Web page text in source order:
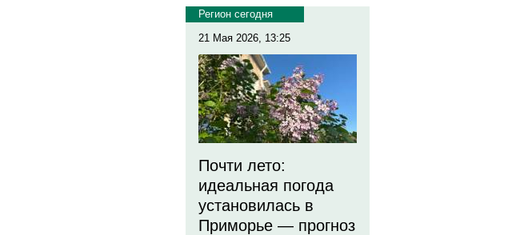
Регион сегодня
21 Мая 2026, 13:25
Почти лето:
идеальная погода
установилась в
Приморье — прогноз